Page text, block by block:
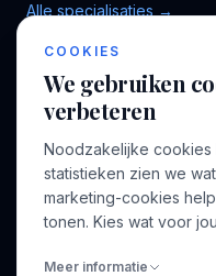
Alle specialisaties →
BEDRIJF
Over ons
Voor opdrachtgevers
COOKIES
We gebruiken
verbeteren
Noodzakelijke
statistieken zien we
marketing-cookies
tonen. Kies wat voor
Meer informatie